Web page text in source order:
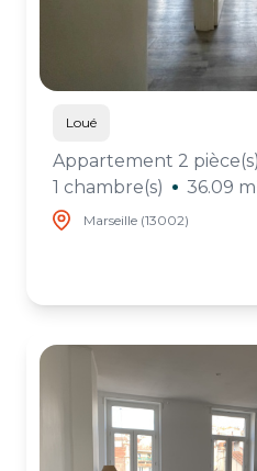
Loué
Appartement 2 pièce(s)
1 chambre(s)
36.09
Marseille (13002)